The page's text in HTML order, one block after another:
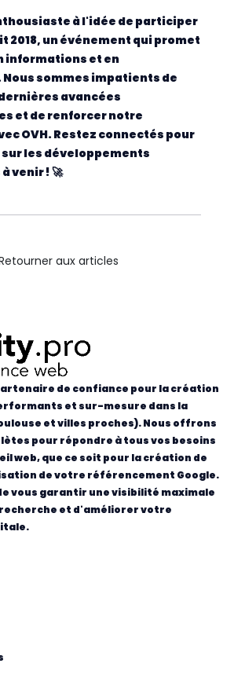
à l'idée de participer
2018, un événement qui promet
informations et en
sommes impatients de
avancées
et de renforcer notre
OVH. Restez connectés pour
les développements
venir ! 🚀
aux articles
de confiance pour la création
et sur-mesure dans la
et villes proches). Nous offrons
pour répondre à tous vos besoins
web, que ce soit pour la création de
de votre référencement Google.
vous garantir une visibilité maximale
et d'améliorer votre